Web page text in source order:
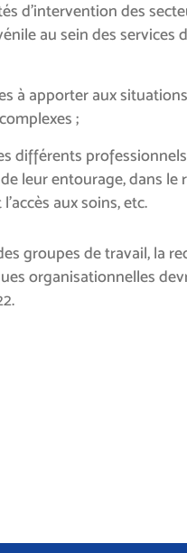
d’intervention des
au sein des services
à apporter aux
;
différents
leur entourage, dans le
aux soins, etc.
groupes de travail, la
organisationnelles